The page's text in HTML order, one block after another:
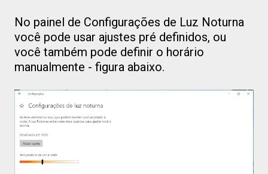
No painel de Configurações de Luz Noturna
você pode usar ajustes pré definidos, ou
você também pode definir o horário
manualmente - figura abaixo.